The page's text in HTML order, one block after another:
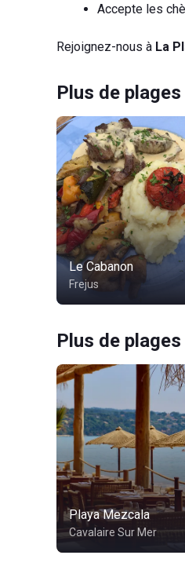
Accepte les
Rejoignez-nous à La
Plus de
Le Cabanon
Frejus
Plus de
Playa Mezcala
Cavalaire Sur Mer